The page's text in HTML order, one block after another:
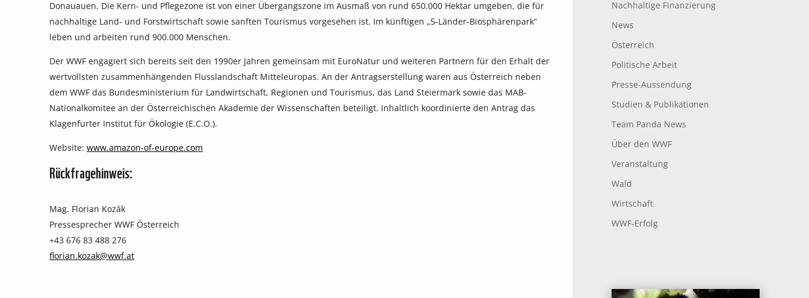
Donauauen. Die Kern- und Pflegezone ist von einer Übergangszone im Ausmaß von rund 650.000 Hektar umgeben, die für
nachhaltige Land- und Forstwirtschaft sowie sanften Tourismus vorgesehen ist. Im künftigen „5-Länder-Biosphärenpark“
leben und arbeiten rund 900.000 Menschen.
Der WWF engagiert sich bereits seit den 1990er Jahren gemeinsam mit EuroNatur und weiteren Partnern für den Erhalt der
wertvollsten zusammenhängenden Flusslandschaft Mitteleuropas. An der Antragserstellung waren aus Österreich neben
dem WWF das Bundesministerium für Landwirtschaft, Regionen und Tourismus, das Land Steiermark sowie das MAB-
Nationalkomitee an der Österreichischen Akademie der Wissenschaften beteiligt. Inhaltlich koordinierte den Antrag das
Klagenfurter Institut für Ökologie (E.C.O.).
Website: www.amazon-of-europe.com
Rückfragehinweis:
Mag. Florian Kozák
Pressesprecher WWF Österreich
+43 676 83 488 276
florian.kozak@wwf.at
Nachhaltige Finanzierung
News
Österreich
Politische Arbeit
Presse-Aussendung
Studien & Publikationen
Team Panda News
Über den WWF
Veranstaltung
Wald
Wirtschaft
WWF-Erfolg